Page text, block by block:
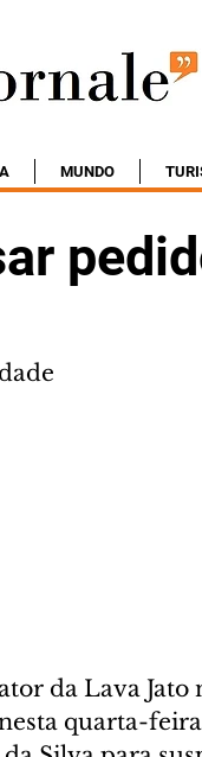
MUNDO
da Lava
quarta-